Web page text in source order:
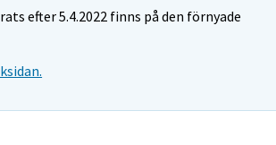
efter 5.4.2022 finns på den förnyade